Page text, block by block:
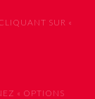
SUR «
« OPTIONS